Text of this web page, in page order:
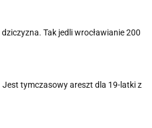
Tak jedli wrocławianie 200
tymczasowy areszt dla 19-latki z